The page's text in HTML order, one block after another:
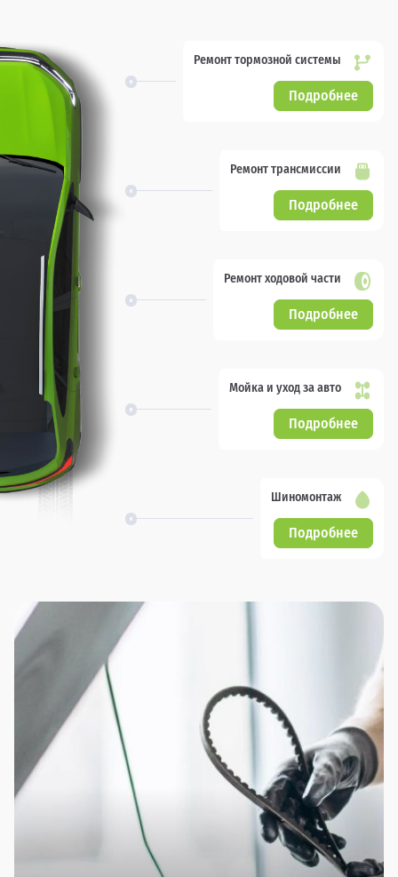
Ремонт тормозной системы
Подробнее
Ремонт трансмиссии
Подробнее
Ремонт ходовой части
Подробнее
Мойка и уход за авто
Подробнее
Шиномонтаж
Подробнее